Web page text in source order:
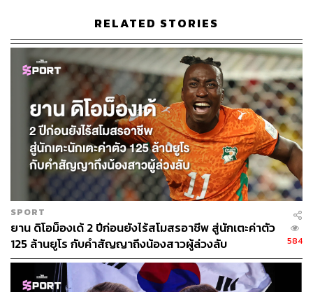
ประสบความสำเร็จ พวกเขามักถูกยกย่องว่าเป็นตัวแทนของ
ชาติ แต่เมื่อเกิดความขัดแย้งหรือมีคนต้องการโจมตี พวกเขา
กลับถูกผลักออกไปเป็น “คนนอก” อย่างรวดเร็ว
เอ็มบัปเป้ตอบโต้ด้วยถ้อยคำที่แรงแต่ชัดเจน เขาเรียกอามาริ
ลาว่าเป็นผู้หญิงที่น่ารังเกียจและไม่คู่ควรกับตำแหน่ง พร้อม
ยืนยันว่าเธอไม่ได้เป็นตัวแทนของปารากวัย ประเทศที่เขา
มองว่าเล่นด้วยแพสชันและเกียรติยศตลอดทัวร์นาเมนต์
นี่คือจุดสำคัญ เพราะเอ็มบัปเป้ไม่ได้โจมตีปารากวัยทั้ง
ประเทศ ตรงกันข้าม เขาพยายามแยกคนคนหนึ่งออกจากนัก
ฟุตบอลและประชาชนที่ควรได้รับเครดิตจากเส้นทางฟุตบอล
โลกครั้งนี้
และเขาก็พูดออกมาอย่างชัดเจนว่า จะไม่ปล่อยให้คนที่เผย
แพร่ความเกลียดชังและการเหยียดผิวมีพื้นที่โดยไม่ถูกตอบโต้
RELATED STORIES
SPORT
ยาน ดิโอม็องเด้ 2 ปีก่อนยังไร้สโมสรอาชีพ สู่นักเตะค่าตัว
125 ล้านยูโร กับคำสัญญาถึงน้องสาวผู้ล่วงลับ
584